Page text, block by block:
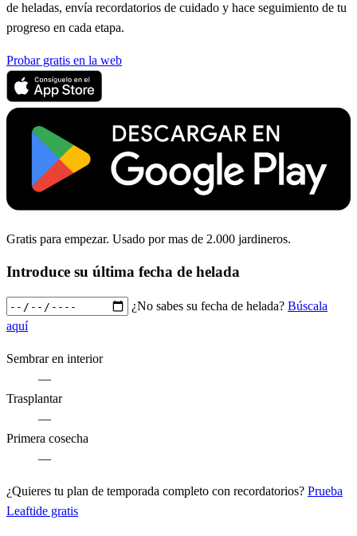
de heladas, envía recordatorios de cuidado y hace seguimiento de tu
progreso en cada etapa.
Probar gratis en la web
Gratis para empezar. Usado por mas de 2.000 jardineros.
Introduce su última fecha de helada
¿No sabes su fecha de helada? Búscala
aquí
Sembrar en interior
—
Trasplantar
—
Primera cosecha
—
¿Quieres tu plan de temporada completo con recordatorios? Prueba
Leaftide gratis